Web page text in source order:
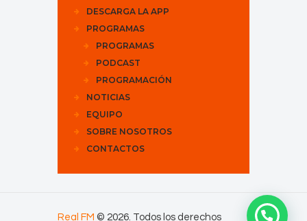
DESCARGA LA APP
PROGRAMAS
PROGRAMAS
PODCAST
PROGRAMACIÓN
NOTICIAS
EQUIPO
SOBRE NOSOTROS
CONTACTOS
Real FM © 2026. Todos los derechos